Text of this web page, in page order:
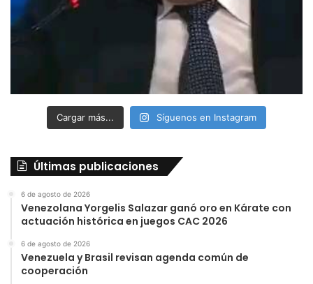
Cargar más... Síguenos en Instagram
Últimas publicaciones
6 de agosto de 2026
Venezolana Yorgelis Salazar ganó oro en Kárate con
actuación histórica en juegos CAC 2026
6 de agosto de 2026
Venezuela y Brasil revisan agenda común de
cooperación